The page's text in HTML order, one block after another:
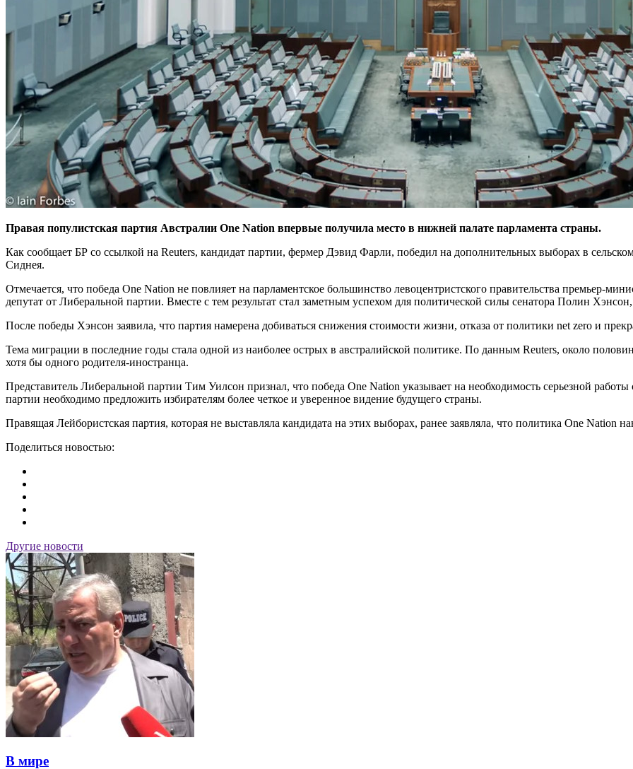
Правая популистская партия Австралии One Nation впервые получила место в нижней палате парламента страны.
Как сообщает БР со ссылкой на Reuters, кандидат партии, фермер Дэвид Фарли, победил на дополнительных выборах в
Сиднея.
Отмечается, что победа One Nation не повлияет на парламентское большинство левоцентристского правительства премьер-
депутат от Либеральной партии. Вместе с тем результат стал заметным успехом для политической силы сенатора Полин
После победы Хэнсон заявила, что партия намерена добиваться снижения стоимости жизни, отказа от политики net zero и
Тема миграции в последние годы стала одной из наиболее острых в австралийской политике. По данным Reuters, около
хотя бы одного родителя-иностранца.
Представитель Либеральной партии Тим Уилсон признал, что победа One Nation указывает на необходимость серьезной
партии необходимо предложить избирателям более четкое и уверенное видение будущего страны.
Правящая Лейбористская партия, которая не выставляла кандидата на этих выборах, ранее заявляла, что политика One Nation
Поделиться новостью:
Другие новости
В мире